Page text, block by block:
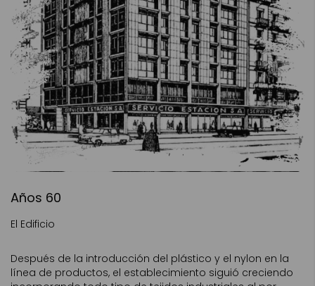
Años 60
El Edificio
Después de la introducción del plástico y el nylon en la
línea de productos, el establecimiento siguió creciendo